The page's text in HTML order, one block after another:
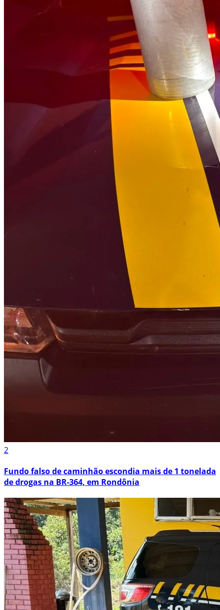
2
Fundo falso de caminhão escondia mais de 1 tonelada
de drogas na BR-364, em Rondônia